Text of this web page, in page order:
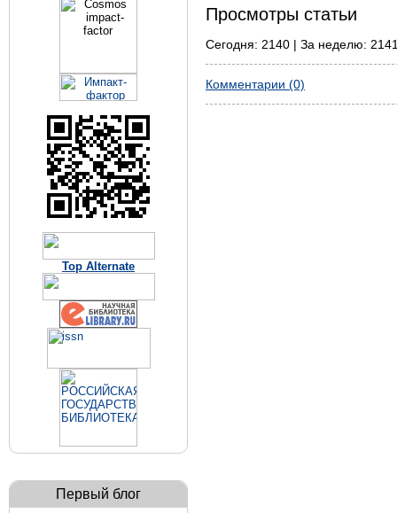
Top Alternate
Первый блог
Просмотры статьи
Сегодня: 2140 | За неделю:
Комментарии (0)